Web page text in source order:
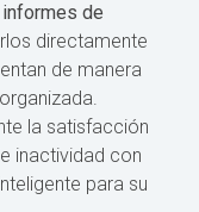
informes de
directamente
de manera
la satisfacción
inactividad con
para su